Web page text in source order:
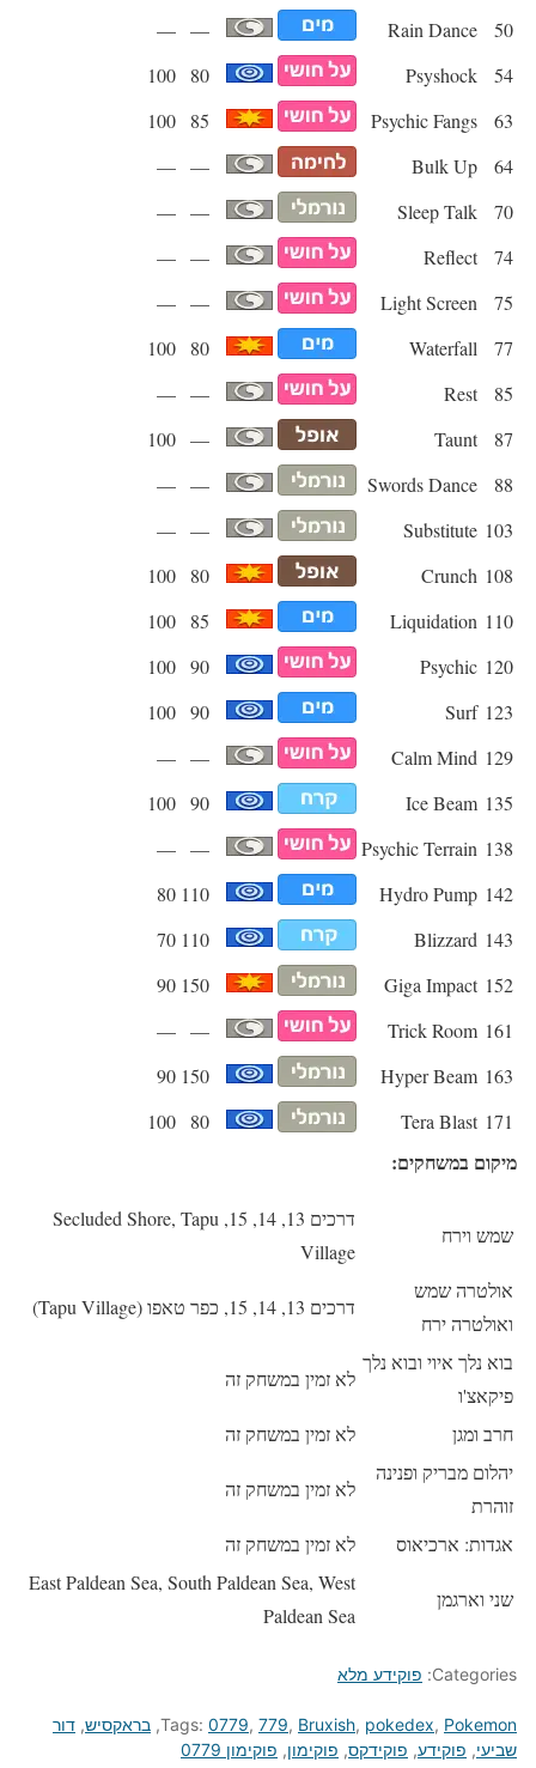
50
Rain Dance
—
—
54
Psyshock
80
100
63
Psychic Fangs
85
100
64
Bulk Up
—
—
70
Sleep Talk
—
—
74
Reflect
—
—
75
Light Screen
—
—
77
Waterfall
80
100
85
Rest
—
—
87
Taunt
—
100
88
Swords Dance
—
—
103
Substitute
—
—
108
Crunch
80
100
110
Liquidation
85
100
120
Psychic
90
100
123
Surf
90
100
129
Calm Mind
—
—
135
Ice Beam
90
100
138
Psychic Terrain
—
—
142
Hydro Pump
110
80
143
Blizzard
110
70
152
Giga Impact
150
90
161
Trick Room
—
—
163
Hyper Beam
150
90
171
Tera Blast
80
100
מיקום במשחקים:
שמש וירח
דרכים 13, 14, 15, Secluded Shore, Tapu
Village
אולטרה שמש
ואולטרה ירח
דרכים 13, 14, 15, כפר טאפו (Tapu Village)
בוא נלך איוי ובוא נלך
פיקאצ'ו
לא זמין במשחק זה
חרב ומגן
לא זמין במשחק זה
יהלום מבריק ופנינה
זוהרת
לא זמין במשחק זה
אגדות: ארכיאוס לא זמין במשחק זה
שני וארגמן
East Paldean Sea, South Paldean Sea, West
Paldean Sea
Categories: פוקידע מלא
Tags: 0779, 779, Bruxish, pokedex, Pokemon
, בראקסיש, דור
שביעי, פוקידע, פוקידקס, פוקימון, פוקימון 0779